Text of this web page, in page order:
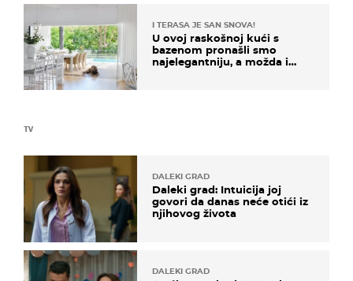
TV
DALEKI GRAD
Daleki grad: Intuicija joj
govori da danas neće otići iz
njihovog života
DALEKI GRAD
I TERASA JE SAN SNOVA!
U ovoj raskošnoj kući s
bazenom pronašli smo
najelegantniju, a možda i